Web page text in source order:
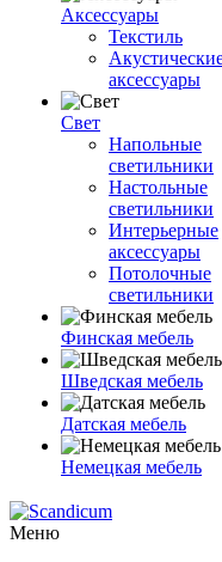
Аксессуары
Текстиль
аксессуары
Свет
Напольные
светильники
Настольные
светильники
Интерьерные
аксессуары
Потолочные
светильники
Финская мебель
Шведская мебель
Датская мебель
Немецкая мебель
Меню